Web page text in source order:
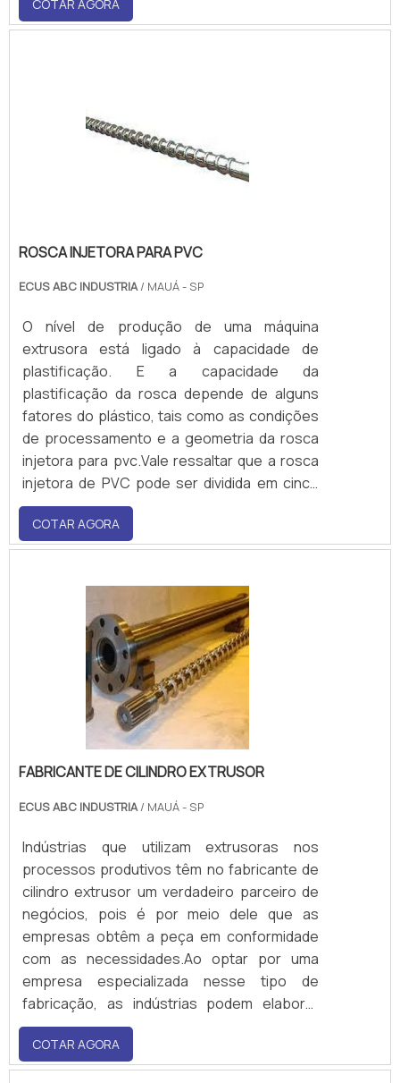
eficiente. Além disso, a empresa evita perda
de produtiva, em decorrência do estado da
COTAR AGORA
ROSCA INJETORA PARA PVC
ECUS ABC INDUSTRIA/ MAUÁ - SP
O nível de produção de uma máquina
extrusora está ligado à capacidade de
plastificação. E a capacidade da
plastificação da rosca depende de alguns
fatores do plástico, tais como as condições
de processamento e a geometria da rosca
injetora para pvc.Vale ressaltar que a rosca
injetora de PVC pode ser dividida em cinco
partes, durante todo o processamento.
Essas partes são: Alimentação; Pré-
compressão; Compressão; Bloqueio.As
COTAR AGORA
FABRICANTE DE CILINDRO EXTRUSOR
ECUS ABC INDUSTRIA/ MAUÁ - SP
Indústrias que utilizam extrusoras nos
processos produtivos têm no fabricante de
cilindro extrusor um verdadeiro parceiro de
negócios, pois é por meio dele que as
empresas obtêm a peça em conformidade
com as necessidades.Ao optar por uma
empresa especializada nesse tipo de
fabricação, as indústrias podem elaborar
projetos personalizados, ou seja, o cilindro
pode contar com geometrias variadas, que
sejam ideias para a confecção de novos
COTAR AGORA